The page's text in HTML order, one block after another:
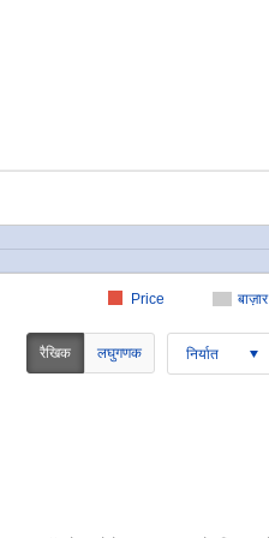
Price
रैखिक लघुगणक निर्यात